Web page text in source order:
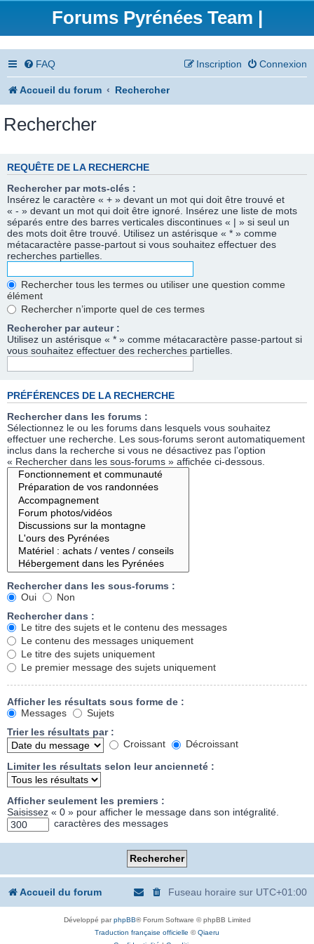
Forums Pyrénées Team |
FAQ Connexion
Inscription
Accueil du forum Rechercher
Rechercher
REQUÊTE DE LA RECHERCHE
Rechercher par mots-clés :
Insérez le caractère « + » devant un mot qui doit être trouvé et
« - » devant un mot qui doit être ignoré. Insérez une liste de mots
séparés entre des barres verticales discontinues « | » si seul un
des mots doit être trouvé. Utilisez un astérisque « * » comme
métacaractère passe-partout si vous souhaitez effectuer des
recherches partielles.
Rechercher tous les termes ou utiliser une question comme
élément
Rechercher n’importe quel de ces termes
Rechercher par auteur :
Utilisez un astérisque « * » comme métacaractère passe-partout si
vous souhaitez effectuer des recherches partielles.
PRÉFÉRENCES DE LA RECHERCHE
Rechercher dans les forums :
Sélectionnez le ou les forums dans lesquels vous souhaitez
effectuer une recherche. Les sous-forums seront automatiquement
inclus dans la recherche si vous ne désactivez pas l’option
« Rechercher dans les sous-forums » affichée ci-dessous.
Rechercher dans les sous-forums :
Oui
Non
Rechercher dans :
Le titre des sujets et le contenu des messages
Le contenu des messages uniquement
Le titre des sujets uniquement
Le premier message des sujets uniquement
Afficher les résultats sous forme de :
Messages
Sujets
Trier les résultats par :
Croissant
Décroissant
Limiter les résultats selon leur ancienneté :
Afficher seulement les premiers :
Saisissez « 0 » pour afficher le message dans son intégralité.
caractères des messages
Accueil du forum Fuseau horaire sur UTC+01:00
Développé parphpBB® Forum Software © phpBB Limited
Traduction française officielle ©Qiaeru